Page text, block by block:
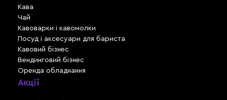
Кава
Чай
Кавоварки і кавомолки
Посуд і аксесуари для бариста
Кавовий бізнес
Вендинговий бізнес
Оренда обладнання
Акції